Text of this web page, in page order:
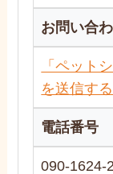
お問い合
「ペット
を送信する
電話番号
090-1624-